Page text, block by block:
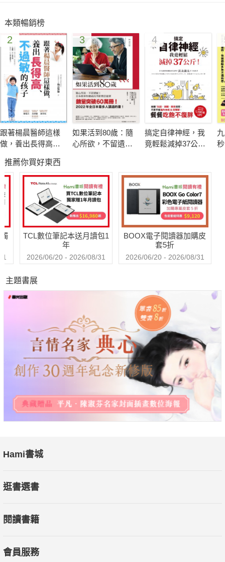
因應生理科學發展，作者不僅更新、擴寫了肌肉與骨骼系統的章
節，更新增了全新的第四章：神經系統，於其中巧妙地總結了神
經與瑜伽最相關的關鍵結構和功能。關於脊椎和呼吸的內容也大
幅增加了第五章和第六章的內容，涵蓋了更多關於椎間盤解剖與
損傷、背痛的知識，對於現代眾多深受背痛所苦的讀者來說不啻
是一大福音。
最重要的，是作者綜合了自己研究與教學瑜伽的四十多年經驗，
位置是不是我們採取最自然姿態時所處的位置？尾骨要不要收？
骨盆要不要擺正？開髖是什麼？隨著作者以生理學、解剖學、運
動學知識深入分析指示，讀者便可以得知指示是否合理、課堂上
和自主練習時需不需要遵循。
而每一個體式動作的說明中也加上更多探究呼吸的指引，深入說
作模式的呼吸法，減低對體位法練習時的阻礙。
這是一本實用的瑜伽教學書、自學書。不只呈現姿勢，還以解剖
不只教你怎麼做，還告訴你為什麼要這樣做。了解自己的身體，
才能用最好的方式對待它。
從骨骼、肌肉、神經，再到脊椎、呼吸與各種體式，增訂三版內
容層次分明、循序漸進地讓讀者深入了解瑜伽和每個體式與動作
導覽人體生理構造、詳細解說運作原理
實驗的結果，而人體即是他們共同的實驗室。本書就是在為這間
瑜伽，是身、心與呼吸的合而為一。而解剖，則深入鑽研生命力
我們在立姿中透過足部重建與大地的關係；在坐姿中透過臀部和
本類暢銷榜
2
跟著楊晨醫師這樣
做，養出長得高、
3
如果活到80歲：隨
心所欲，不留遺
4
搞定自律神經，我
竟輕鬆減掉37公
要平衡腦內神經&荷
爾蒙，餐餐吃飽不
復胖
推薦你買好東西
TCL數位筆記本送月讀包1
年
2026/06/20 - 2026/08/31
BOOX電子閱讀器加購皮
套5折
2026/06/20 - 2026/08/31
主題書展
Hami書城
逛書選書
閱讀書籍
會員服務